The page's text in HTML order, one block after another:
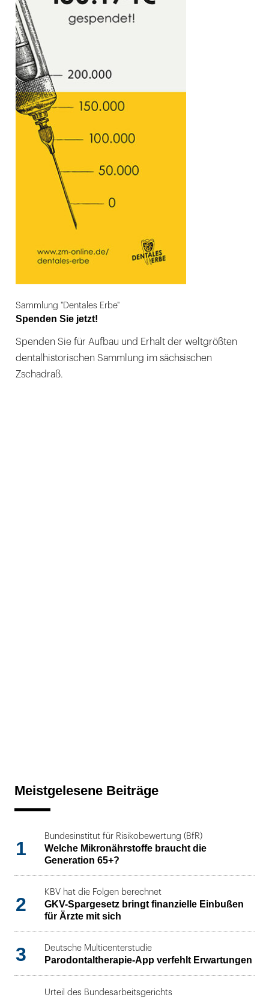
Sammlung "Dentales Erbe"
Spenden Sie jetzt!
Spenden Sie für Aufbau und Erhalt der weltgrößten
dentalhistorischen Sammlung im sächsischen
Zschadraß.
Meistgelesene Beiträge
1
Bundesinstitut für Risikobewertung (BfR)
Welche Mikronährstoffe braucht die
Generation 65+?
2
KBV hat die Folgen berechnet
GKV-Spargesetz bringt finanzielle Einbußen
für Ärzte mit sich
3 Deutsche Multicenterstudie
Parodontaltherapie-App verfehlt Erwartungen
Urteil des Bundesarbeitsgerichts